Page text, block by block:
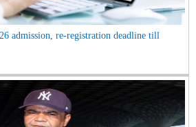
admission, re-registration deadline till